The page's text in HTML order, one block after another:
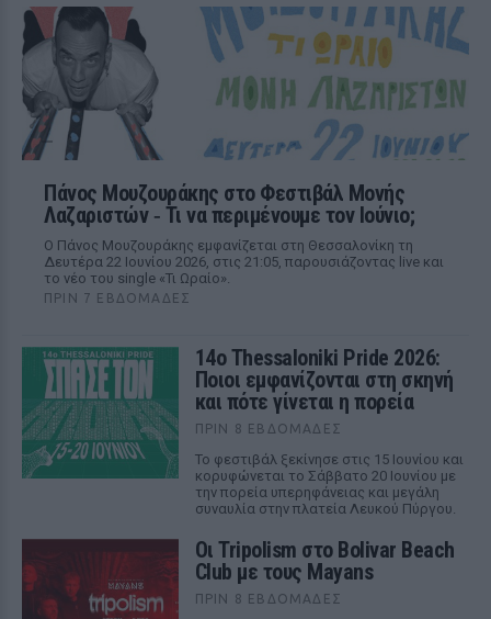
Πάνος Μουζουράκης στο Φεστιβάλ Μονής
Λαζαριστών ‑ Τι να περιμένουμε τον Ιούνιο;
Ο Πάνος Μουζουράκης εμφανίζεται στη Θεσσαλονίκη τη
Δευτέρα 22 Ιουνίου 2026, στις 21:05, παρουσιάζοντας live και
το νέο του single «Τι Ωραίο».
ΠΡΙΝ 7 ΕΒΔΟΜΆΔΕΣ
14ο Thessaloniki Pride 2026:
Ποιοι εμφανίζονται στη σκηνή
και πότε γίνεται η πορεία
ΠΡΙΝ 8 ΕΒΔΟΜΆΔΕΣ
Το φεστιβάλ ξεκίνησε στις 15 Ιουνίου και
κορυφώνεται το Σάββατο 20 Ιουνίου με
την πορεία υπερηφάνειας και μεγάλη
συναυλία στην πλατεία Λευκού Πύργου.
Οι Tripolism στο Bolivar Beach
Club με τους Mayans
ΠΡΙΝ 8 ΕΒΔΟΜΆΔΕΣ